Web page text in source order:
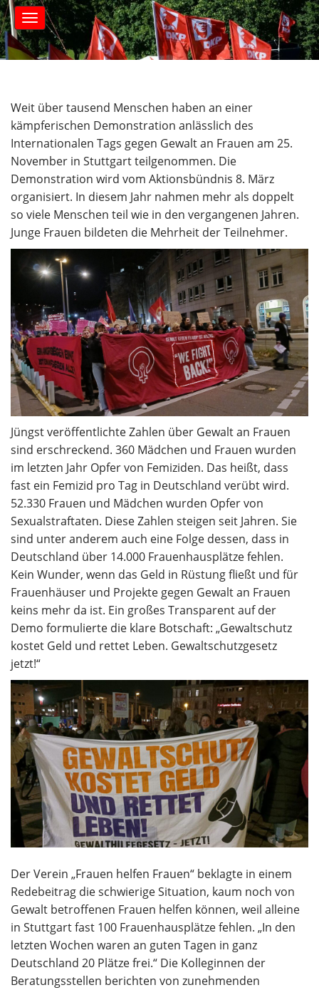
M
a
i
n
u
S
k
i
p
o
n
t
e
n
t
Weit über tausend Menschen haben an einer
kämpferischen Demonstration anlässlich des
Internationalen Tags gegen Gewalt an Frauen am 25.
November in Stuttgart teilgenommen. Die
Demonstration wird vom Aktionsbündnis 8. März
organisiert. In diesem Jahr nahmen mehr als doppelt
so viele Menschen teil wie in den vergangenen Jahren.
Junge Frauen bildeten die Mehrheit der Teilnehmer.
Jüngst veröffentlichte Zahlen über Gewalt an Frauen
sind erschreckend. 360 Mädchen und Frauen wurden
im letzten Jahr Opfer von Femiziden. Das heißt, dass
fast ein Femizid pro Tag in Deutschland verübt wird.
52.330 Frauen und Mädchen wurden Opfer von
Sexualstraftaten. Diese Zahlen steigen seit Jahren. Sie
sind unter anderem auch eine Folge dessen, dass in
Deutschland über 14.000 Frauenhausplätze fehlen.
Kein Wunder, wenn das Geld in Rüstung fließt und für
Frauenhäuser und Projekte gegen Gewalt an Frauen
keins mehr da ist. Ein großes Transparent auf der
Demo formulierte die klare Botschaft: „Gewaltschutz
kostet Geld und rettet Leben. Gewaltschutzgesetz
jetzt!“
Der Verein „Frauen helfen Frauen“ beklagte in einem
Redebeitrag die schwierige Situation, kaum noch von
Gewalt betroffenen Frauen helfen können, weil alleine
in Stuttgart fast 100 Frauenhausplätze fehlen. „In den
letzten Wochen waren an guten Tagen in ganz
Deutschland 20 Plätze frei.“ Die Kolleginnen der
Beratungsstellen berichten von zunehmenden